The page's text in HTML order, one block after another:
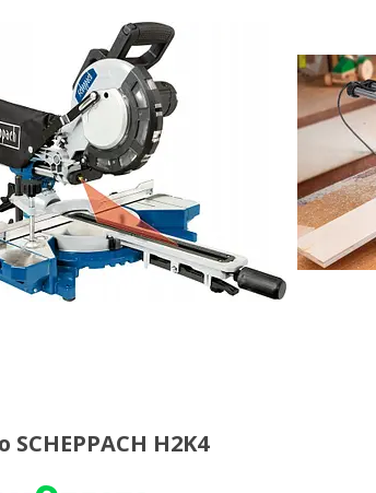
H2K4